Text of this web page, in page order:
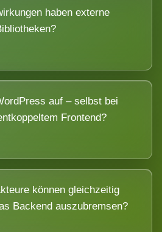
haben externe
auf – selbst bei
Frontend?
können gleichzeitig
Backend auszubremsen?